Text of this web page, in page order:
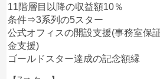
11階層目以降の収益額10％
条件⇒3系列の5スター
公式オフィスの開設支援(事務室保
金支援)
ゴールドスター達成の記念額縁